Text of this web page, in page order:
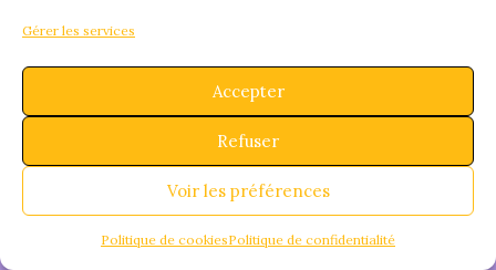
Gérer les services
Accepter
Refuser
Voir les préférences
Politique de cookiesPolitique de confidentialité